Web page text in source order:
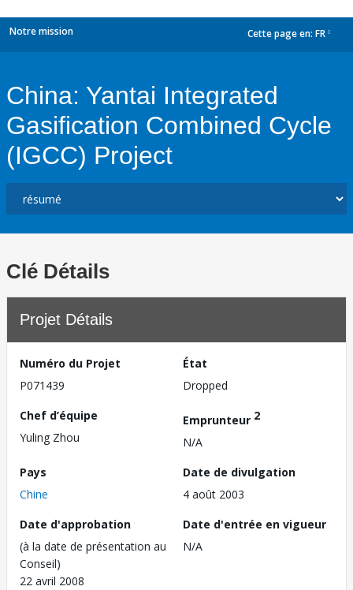
Notre mission Cette page en: FR
China: Yantai Integrated
Gasification Combined Cycle
(IGCC) Project
Clé Détails
Projet Détails
Numéro du Projet
P071439
État
Dropped
Chef d’équipe
Yuling Zhou
Emprunteur 2
N/A
Pays
Chine
Date de divulgation
4 août 2003
Date d'approbation
(à la date de présentation au
Conseil)
22 avril 2008
Date d'entrée en vigueur
N/A